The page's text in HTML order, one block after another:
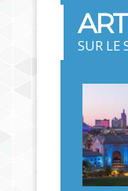
SUR LE